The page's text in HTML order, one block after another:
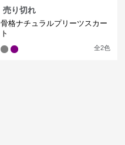
売り切れ
骨格ナチュラルプリーツスカー
ト
全2色